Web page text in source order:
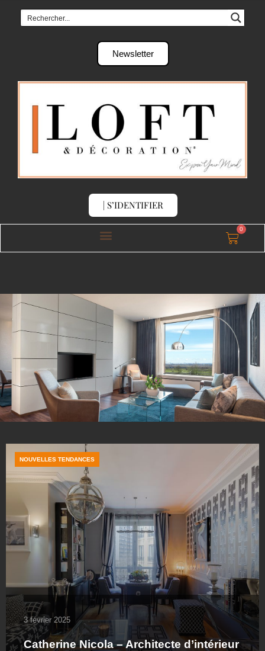
| S’IDENTIFIER
Newsletter
0
3 février 2025
Catherine Nicola – Architecte d’intérieur
NOUVELLES TENDANCES